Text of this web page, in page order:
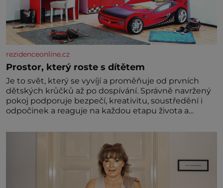
rezidenceonline.cz
Prostor, který roste s dítětem
Je to svět, který se vyvíjí a proměňuje od prvních
dětských krůčků až po dospívání. Správně navržený
pokoj podporuje bezpečí, kreativitu, soustředění i
odpočinek a reaguje na každou etapu života a
jednoduchost, měkkost a bezpečí, proto by pokoj